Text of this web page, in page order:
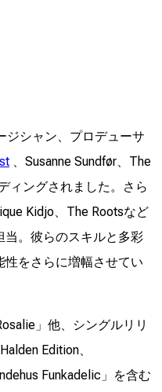
ジシャン、プロデューサ
、Susanne Sundfør、The
ィングされました。さら
Kidjo、The Rootsなど
当。彼らのスキルと多彩
性をさらに増幅させてい
」他、シングルリリ
Edition、
Funkadelic」を含む